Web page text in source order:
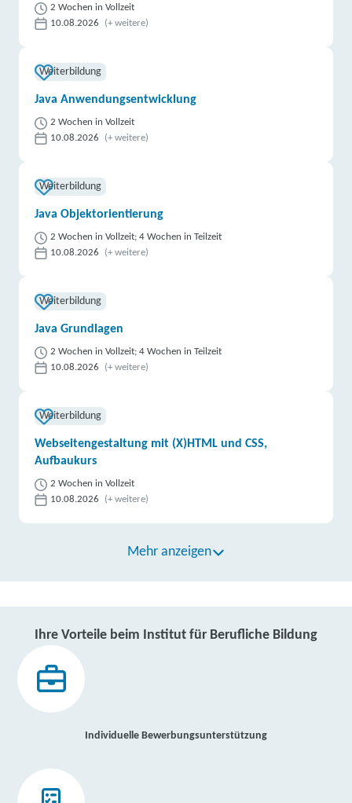
2 Wochen in Vollzeit
10.08.2026
(+ weitere)
Weiterbildung
Java Anwendungsentwicklung
2 Wochen in Vollzeit
10.08.2026
(+ weitere)
Weiterbildung
Java Objektorientierung
2 Wochen in Vollzeit; 4 Wochen in Teilzeit
10.08.2026
(+ weitere)
Weiterbildung
Java Grundlagen
2 Wochen in Vollzeit; 4 Wochen in Teilzeit
10.08.2026
(+ weitere)
Weiterbildung
Webseitengestaltung mit (X)HTML und CSS,
Aufbaukurs
2 Wochen in Vollzeit
10.08.2026
(+ weitere)
Mehr anzeigen
Ihre Vorteile beim Institut für Berufliche Bildung
Individuelle Bewerbungsunterstützung